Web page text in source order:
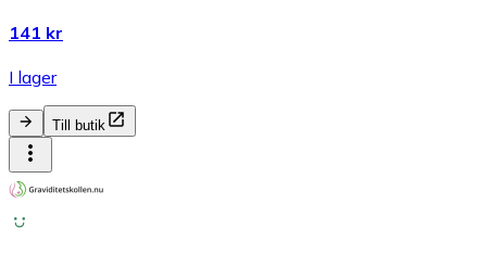
141 kr
I lager
Till butik